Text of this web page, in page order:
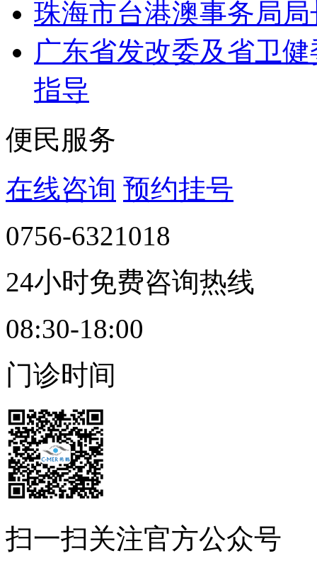
珠海市台港澳事务局
广东省发改委及省卫
指导
便民服务
在线咨询 预约挂号
0756-6321018
24小时免费咨询热线
08:30-18:00
门诊时间
扫一扫关注官方公众号